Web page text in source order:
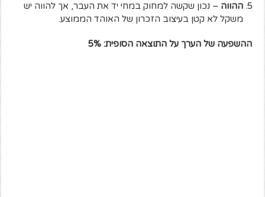
ההווה – נכון שקשה למחוק במחי יד את העבר, אך להווה יש
משקל לא קטן בעיצוב הזכרון של האוהד הממוצע.
ההשפעה של הערך על התוצאה הסופית: 5%